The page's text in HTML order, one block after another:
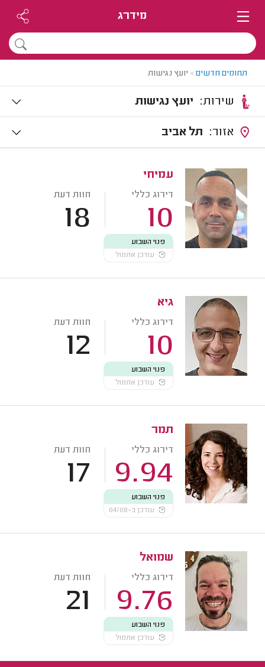
מידרג
תחומים חדשים> יועץ נגישות
יועץ נגישות
תל אביב
עמיחי
דירוג כללי
10
חוות דעת
18
פנוי השבוע
עודכן אתמול
גיא
דירוג כללי
10
חוות דעת
12
פנוי השבוע
עודכן אתמול
תמר
דירוג כללי
9.94
חוות דעת
17
פנוי השבוע
עודכן ב-04/08
שמואל
דירוג כללי
9.76
חוות דעת
21
פנוי השבוע
עודכן אתמול